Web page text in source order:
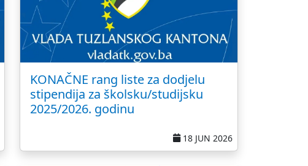
KONAČNE rang liste za dodjelu
stipendija za školsku/studijsku
2025/2026. godinu
18 JUN 2026